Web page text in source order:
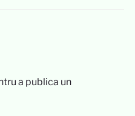
a publica un